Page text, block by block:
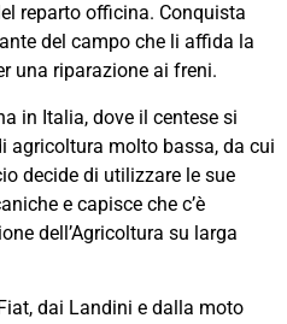
reparto officina. Conquista
del campo che li affida la
una riparazione ai freni.
in Italia, dove il centese si
agricoltura molto bassa, da cui
decide di utilizzare le sue
e capisce che c’è
dell’Agricoltura su larga
dai Landini e dalla moto